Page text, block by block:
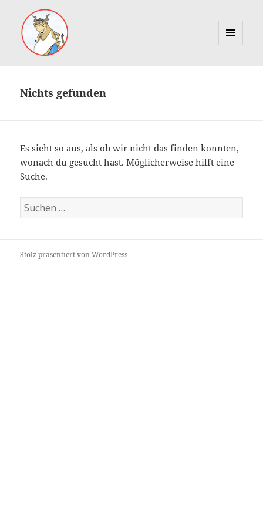
WIDGETS
Nichts gefunden
Es sieht so aus, als ob wir nicht das finden konnten,
wonach du gesucht hast. Möglicherweise hilft eine
Suche.
Suche
nach:
Stolz präsentiert von WordPress